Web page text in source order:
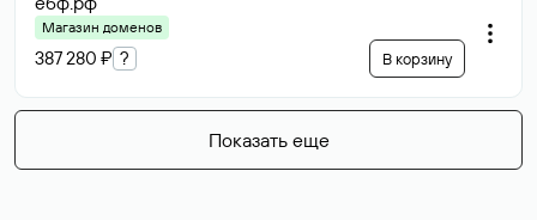
Магазин доменов
387 280 ₽ ? В корзину
Показать еще